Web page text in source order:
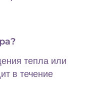
тепла или
в течение